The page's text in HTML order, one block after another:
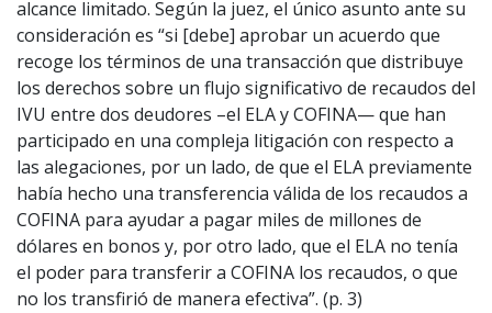
alcance limitado. Según la juez, el único asunto ante su
consideración es “si [debe] aprobar un acuerdo que
recoge los términos de una transacción que distribuye
los derechos sobre un flujo significativo de recaudos del
IVU entre dos deudores –el ELA y COFINA— que han
participado en una compleja litigación con respecto a
las alegaciones, por un lado, de que el ELA previamente
había hecho una transferencia válida de los recaudos a
COFINA para ayudar a pagar miles de millones de
dólares en bonos y, por otro lado, que el ELA no tenía
el poder para transferir a COFINA los recaudos, o que
no los transfirió de manera efectiva”. (p. 3)